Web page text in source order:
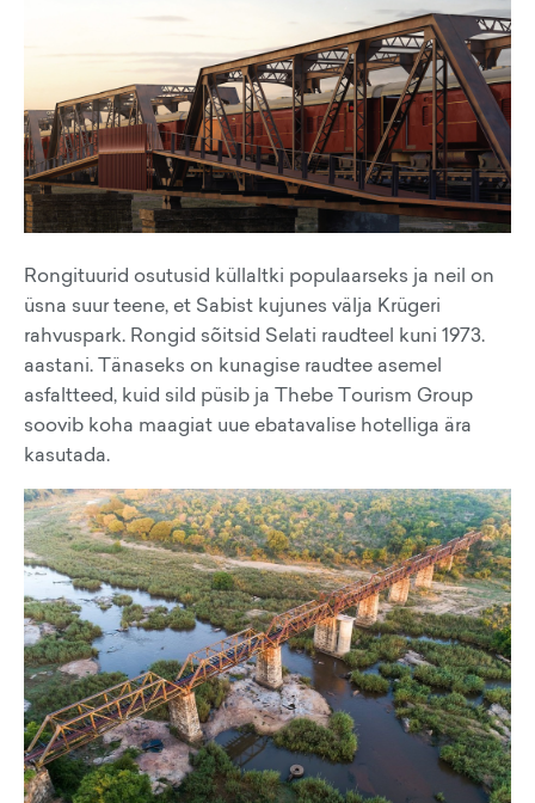
Rongituurid osutusid küllaltki populaarseks ja neil on
üsna suur teene, et Sabist kujunes välja Krügeri
rahvuspark. Rongid sõitsid Selati raudteel kuni 1973.
aastani. Tänaseks on kunagise raudtee asemel
asfaltteed, kuid sild püsib ja Thebe Tourism Group
soovib koha maagiat uue ebatavalise hotelliga ära
kasutada.